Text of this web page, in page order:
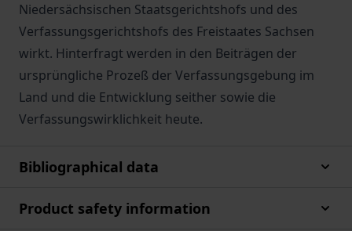
Niedersächsischen Staatsgerichtshofs und des
Verfassungsgerichtshofs des Freistaates Sachsen
wirkt. Hinterfragt werden in den Beiträgen der
ursprüngliche Prozeß der Verfassungsgebung im
Land und die Entwicklung seither sowie die
Verfassungswirklichkeit heute.
Bibliographical data
Product safety information